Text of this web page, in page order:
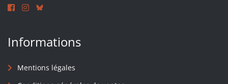
Informations
Mentions légales